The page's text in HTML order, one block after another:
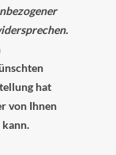
hat
von Ihnen